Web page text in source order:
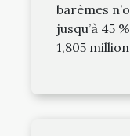
barèmes
jusqu’à 45
1,805